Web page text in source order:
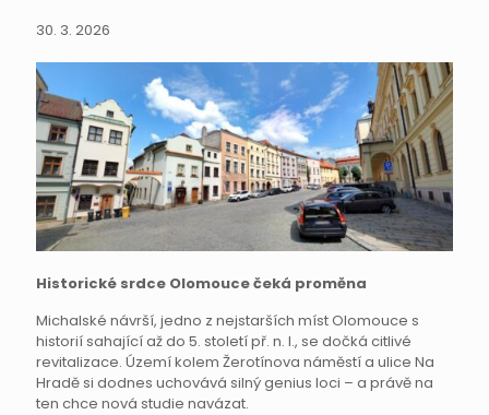
30. 3. 2026
Historické srdce Olomouce čeká proměna
Michalské návrší, jedno z nejstarších míst Olomouce s
historií sahající až do 5. století př. n. l., se dočká citlivé
revitalizace. Území kolem Žerotínova náměstí a ulice Na
Hradě si dodnes uchovává silný genius loci – a právě na
ten chce nová studie navázat.